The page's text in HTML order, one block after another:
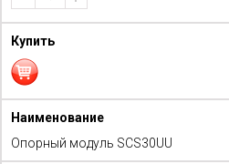
Опорный модуль SCS30UU